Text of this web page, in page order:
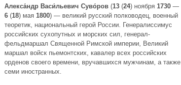
Алекса́ндр Васи́льевич Суво́ров (13 (24) ноября 1730 —
6 (18) мая 1800) — великий русский полководец, военный
теоретик, национальный герой России. Генералиссимус
российских сухопутных и морских сил, генерал-
фельдмаршал Священной Римской империи, Великий
маршал войск пьемонтских, кавалер всех российских
орденов своего времени, вручавшихся мужчинам, а также
семи иностранных.